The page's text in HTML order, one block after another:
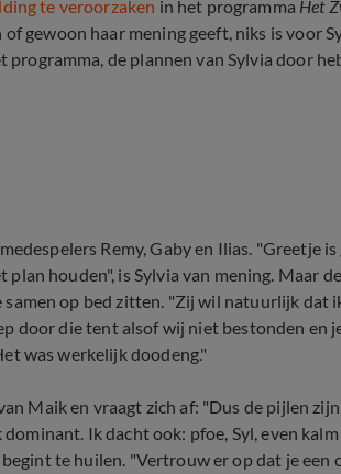
te veroorzaken in het programma Het
gewoon haar mening geeft, niks is voor
programma, de plannen van Sylvia door
van de groep? 'Onbetrouwbaar'
Remy, Gaby en Ilias. "Greetje
plan houden", is Sylvia van mening. Maar
op bed zitten. "Zij wil natuurlijk dat
door die tent alsof wij niet bestonden en
was werkelijk doodeng."
Maik en vraagt zich af: "Dus de pijlen
Ik dacht ook: pfoe, Syl, even
begint te huilen. "Vertrouw er op dat je